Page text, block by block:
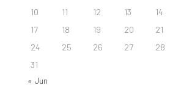
10
11 12 13 14
17
18 19 20 21
24
25 26 27 28
31
« Jun